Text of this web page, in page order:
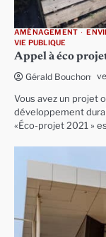
AMÉNAGEMENT
VIE PUBLIQUE
Appel à éco
Gérald Bouchon
Vous avez un projet
développement
«Éco-projet 2021 »